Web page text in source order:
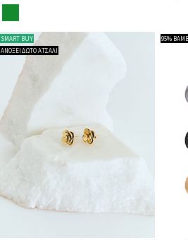
SMART BUY
ΑΝΟΞΕΙΔΩΤΟ ΑΤΣΑΛΙ
95%